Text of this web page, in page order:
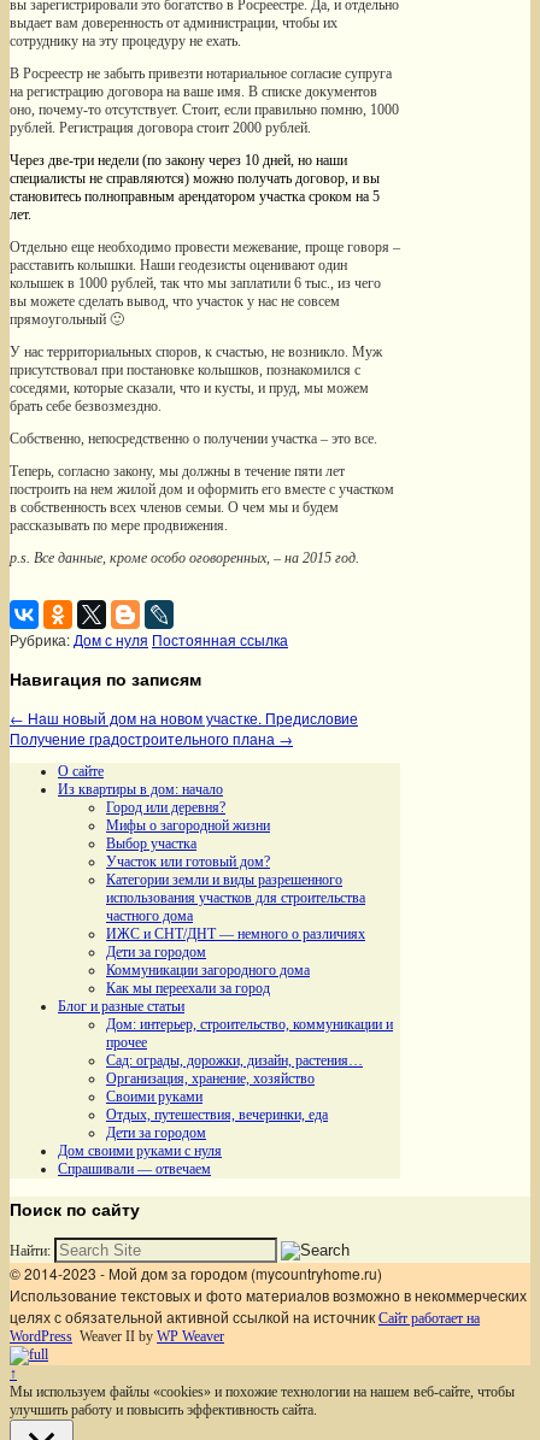
вы зарегистрировали это богатство в Росреестре. Да, и отдельно
выдает вам доверенность от администрации, чтобы их
сотруднику на эту процедуру не ехать.
В Росреестр не забыть привезти нотариальное согласие супруга
на регистрацию договора на ваше имя. В списке документов
оно, почему-то отсутствует. Стоит, если правильно помню, 1000
рублей. Регистрация договора стоит 2000 рублей.
Через две-три недели (по закону через 10 дней, но наши
специалисты не справляются) можно получать договор, и вы
становитесь полноправным арендатором участка сроком на 5
лет.
Отдельно еще необходимо провести межевание, проще говоря –
расставить колышки. Наши геодезисты оценивают один
колышек в 1000 рублей, так что мы заплатили 6 тыс., из чего
вы можете сделать вывод, что участок у нас не совсем
прямоугольный 🙂
У нас территориальных споров, к счастью, не возникло. Муж
присутствовал при постановке колышков, познакомился с
соседями, которые сказали, что и кусты, и пруд, мы можем
брать себе безвозмездно.
Собственно, непосредственно о получении участка – это все.
Теперь, согласно закону, мы должны в течение пяти лет
построить на нем жилой дом и оформить его вместе с участком
в собственность всех членов семьи. О чем мы и будем
рассказывать по мере продвижения.
p.s. Все данные, кроме особо оговоренных, – на 2015 год.
Рубрика:Дом с нуля Постоянная ссылка
Навигация по записям
← Наш новый дом на новом участке. Предисловие
Получение градостроительного плана →
О сайте
Из квартиры в дом: начало
Город или деревня?
Мифы о загородной жизни
Выбор участка
Участок или готовый дом?
Категории земли и виды разрешенного
использования участков для строительства
частного дома
ИЖС и СНТ/ДНТ — немного о различиях
Дети за городом
Коммуникации загородного дома
Как мы переехали за город
Блог и разные статьи
Дом: интерьер, строительство, коммуникации и
прочее
Сад: ограды, дорожки, дизайн, растения…
Организация, хранение, хозяйство
Своими руками
Отдых, путешествия, вечеринки, еда
Дети за городом
Дом своими руками с нуля
Спрашивали — отвечаем
Поиск по сайту
Найти:
© 2014-2023 - Мой дом за городом (mycountryhome.ru)
Использование текстовых и фото материалов возможно в некоммерческих
целях с обязательной активной ссылкой на источник Сайт работает на
WordPress Weaver II by WP Weaver
↑
Мы используем файлы «cookies» и похожие технологии на нашем веб-сайте, чтобы
улучшить работу и повысить эффективность сайта.